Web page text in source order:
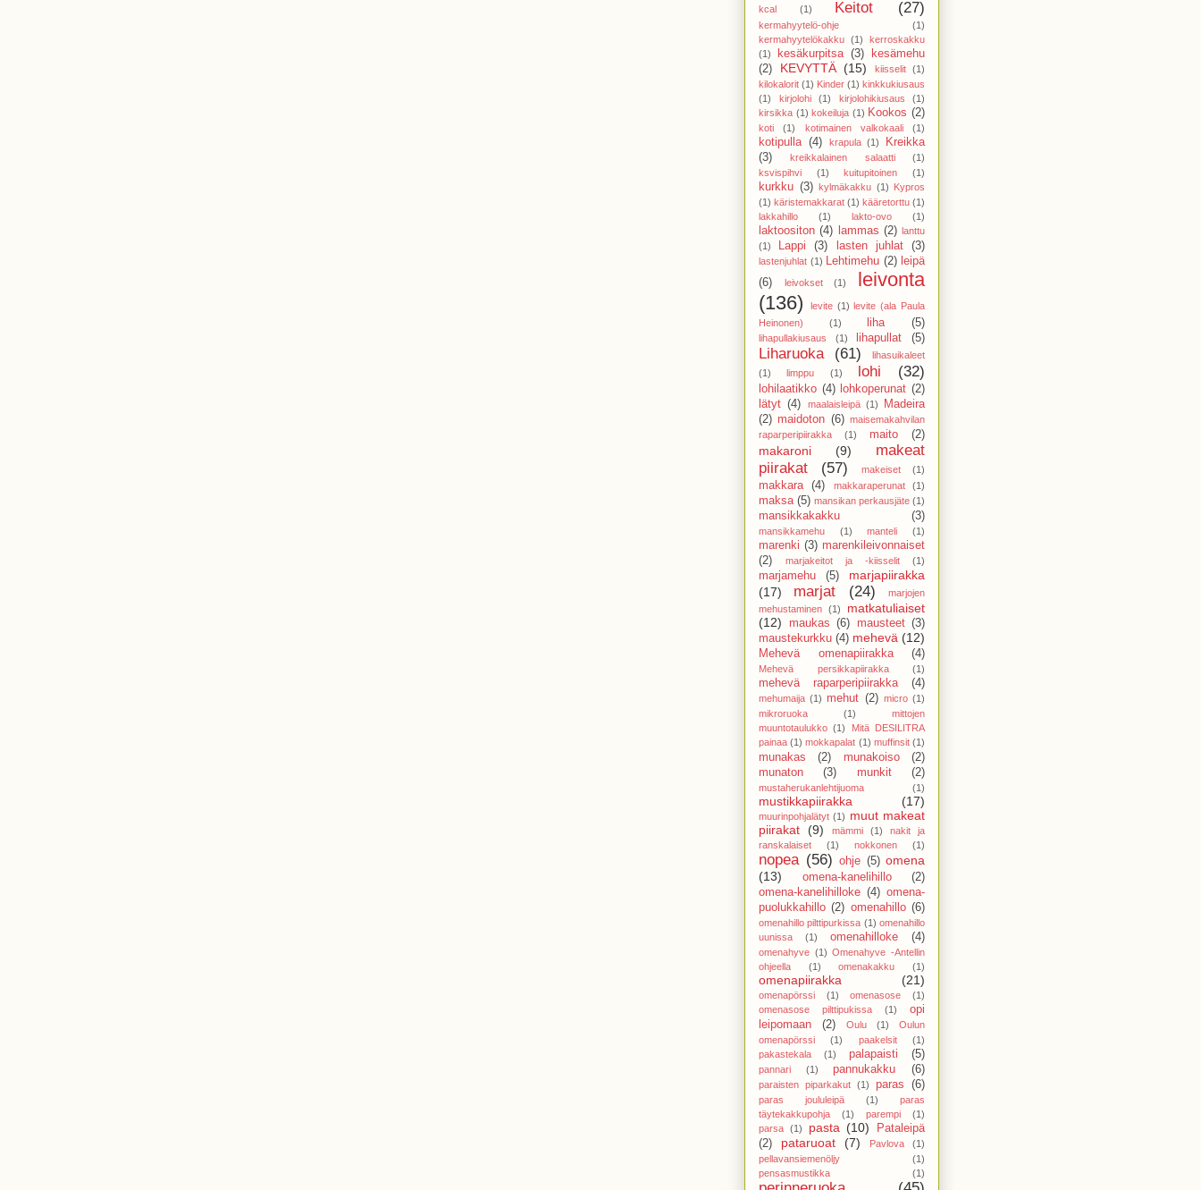
kcal
(1) Keitot (27)
kermahyytelö-ohje
(1)
kermahyytelökakku (1)
kerroskakku
(1)
kesäkurpitsa (3)
kesämehu
(2)
KEVYTTÄ (15) kiisselit
(1)
kilokalorit (1) Kinder (1) kinkkukiusaus
(1)
kirjolohi (1) kirjolohikiusaus
(1)
kirsikka (1) kokeiluja (1) Kookos (2)
koti (1) kotimainen valkokaali (1)
kotipulla (4) krapula (1)
Kreikka
(3)
kreikkalainen salaatti
(1)
ksvispihvi
(1) kuitupitoinen (1)
kurkku (3) kylmäkakku (1) Kypros
(1) käristemakkarat (1) kääretorttu (1)
lakkahillo
(1) lakto-ovo (1)
laktoositon (4) lammas (2) lanttu
(1)
Lappi (3) lasten juhlat (3)
lastenjuhlat (1) Lehtimehu (2) leipä
(6)
leivokset (1)
leivonta
(136)
levite (1) levite (ala Paula
Heinonen)
(1) liha (5)
lihapullakiusaus (1) lihapullat (5)
Liharuoka (61)
lihasuikaleet
(1)
limppu (1) lohi (32)
lohilaatikko (4) lohkoperunat (2)
lätyt (4) maalaisleipä (1)
Madeira
(2) maidoton (6) maisemakahvilan
raparperipiirakka
(1) maito (2)
makaroni (9)
makeat
piirakat
(57) makeiset (1)
makkara (4) makkaraperunat (1)
maksa (5) mansikan perkausjäte (1)
mansikkakakku (3)
mansikkamehu (1) manteli (1)
marenki (3) marenkileivonnaiset
(2)
marjakeitot ja -kiisselit (1)
marjamehu (5)
marjapiirakka
(17)
marjat (24)
marjojen
mehustaminen (1)
matkatuliaiset
(12)
maukas (6) mausteet (3)
maustekurkku (4) mehevä (12)
Mehevä omenapiirakka (4)
Mehevä persikkapiirakka (1)
mehevä raparperipiirakka (4)
mehumaija (1) mehut (2) micro (1)
mikroruoka
(1)
mittojen
muuntotaulukko (1)
Mitä DESILITRA
painaa (1) mokkapalat (1) muffinsit (1)
munakas (2) munakoiso
(2)
munaton
(3) munkit (2)
mustaherukanlehtijuoma (1)
mustikkapiirakka (17)
muurinpohjalätyt (1) muut makeat
piirakat
(9) mämmi (1)
nakit ja
ranskalaiset
(1) nokkonen (1)
nopea (56) ohje (5) omena
(13)
omena-kanelihillo
(2)
omena-kanelihilloke (4) omena-
puolukkahillo (2) omenahillo (6)
omenahillo pilttipurkissa (1) omenahillo
uunissa
(1) omenahilloke (4)
omenahyve (1) Omenahyve -Antellin
ohjeella
(1) omenakakku (1)
omenapiirakka (21)
omenapörssi (1) omenasose
(1)
omenasose pilttipukissa
(1)
opi
leipomaan
(2) Oulu (1)
Oulun
omenapörssi
(1) paakelsit
(1)
pakastekala
(1) palapaisti (5)
pannari (1) pannukakku (6)
paraisten piparkakut (1) paras (6)
paras joululeipä (1)
paras
täytekakkupohja
(1) parempi
(1)
parsa (1) pasta (10)
Pataleipä
(2)
pataruoat (7) Pavlova
(1)
pellavansiemenöljy
(1)
pensasmustikka
(1)